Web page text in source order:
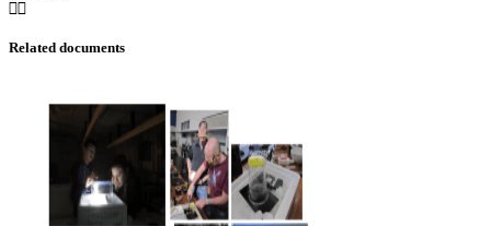
Related documents